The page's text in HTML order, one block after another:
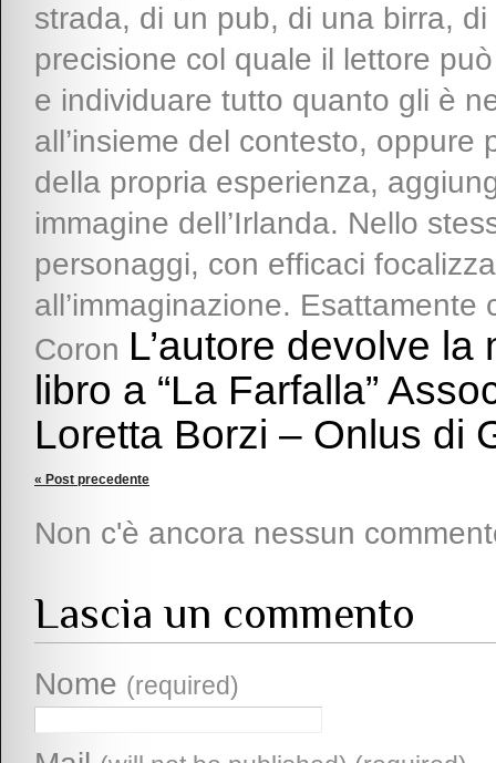
strada, di un pub, di una birra,
precisione col quale il lettore
e individuare tutto quanto gli è
all’insieme del contesto,
della propria esperienza,
immagine dell’Irlanda. Nello
personaggi, con efficaci
all’immaginazione.
Coron L’autore devolve
libro a “La Farfalla”
Loretta Borzi – Onlus di
« Post precedente
Non c'è ancora nessun
Lascia un commento
Nome (required)